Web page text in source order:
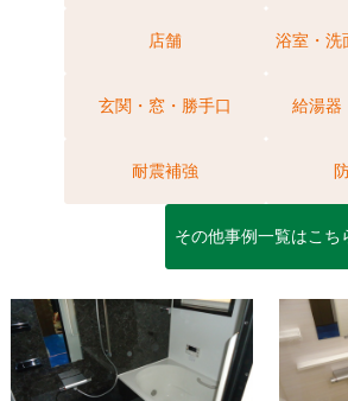
店舗 浴室・洗
玄関・窓・勝手口 給湯器
耐震補強
その他事例一覧はこち